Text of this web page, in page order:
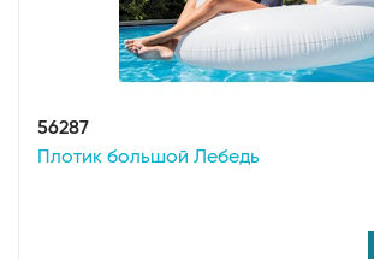
56287
Плотик большой Лебедь